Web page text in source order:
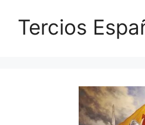
Tercios